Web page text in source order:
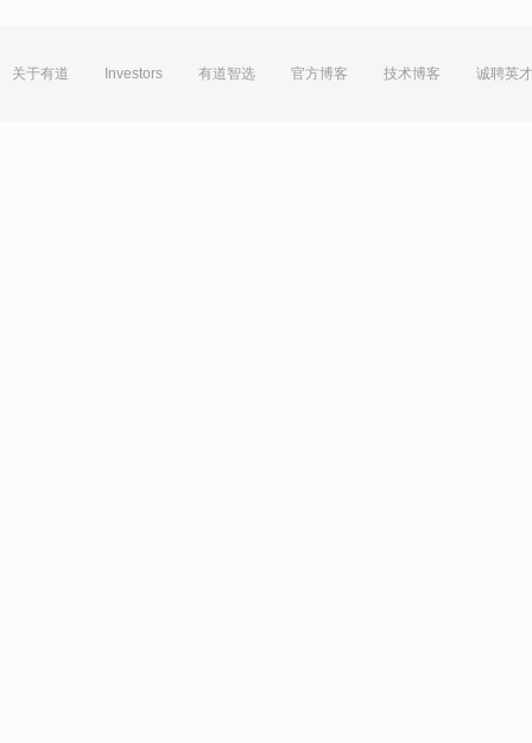
关于有道 Investors 有道智选 官方博客 技术博客 诚聘英才